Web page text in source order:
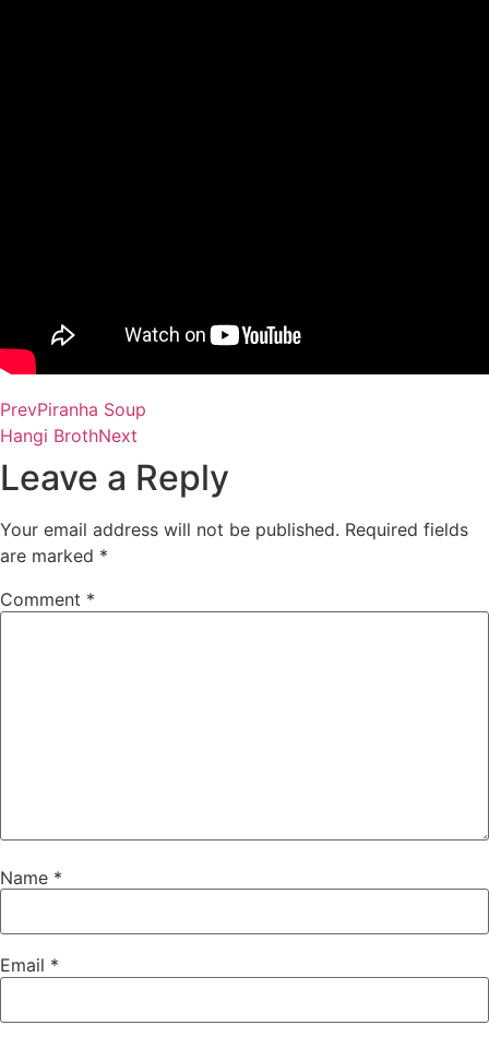
PrevPiranha Soup
Hangi BrothNext
Leave a Reply
Your email address will not be published. Required fields
are marked *
Comment *
Name *
Email *